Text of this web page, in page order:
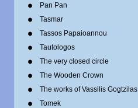
Pan Pan
Tasmar
Tassos Papaioannou
Tautologos
The very closed circle
The Wooden Crown
The works of Vassilis Gogtzilas
Tomek